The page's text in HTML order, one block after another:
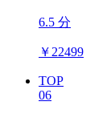
6.5 分
￥ 22499
TOP
06